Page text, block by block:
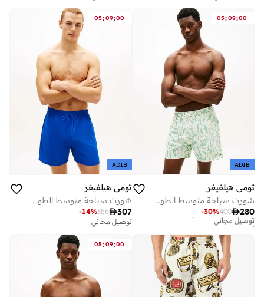
05:09:00
ADIB
تومي هيلفيغر
شورت سباحة متوسط الطول بطبعة
280
400
-30%
أفضل سعر لهذا العام
توصيل مجاني
أفضل سعر لهذا العام
05:09:00
ADIB
تومي هيلفيغر
شورت سباحة متوسط الطول بتطريز علم
307
356
-14%
توصيل مجاني
05:09:00